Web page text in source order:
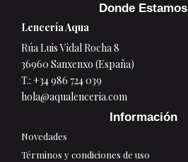
Donde Estamos
Lencería Aqua
Rúa Luis Vidal Rocha 8
36960 Sanxenxo (España)
T.: +34 986 724 039
hola@aqualenceria.com
Información
Novedades
Términos y condiciones de uso